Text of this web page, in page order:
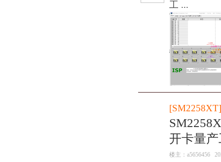
工 ...
[SM2258XT]
开卡量
楼主： a5656456